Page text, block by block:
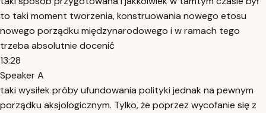
to taki moment tworzenia, konstruowania nowego etosu
nowego porządku międzynarodowego i w ramach tego
trzeba absolutnie docenić
13:28
Speaker A
taki wysiłek próby ufundowania polityki jednak na pewnym
porządku aksjologicznym. Tylko, że poprzez wycofanie się z